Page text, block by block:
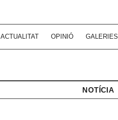
ACTUALITAT OPINIÓ GALERIES
NOTÍCIA